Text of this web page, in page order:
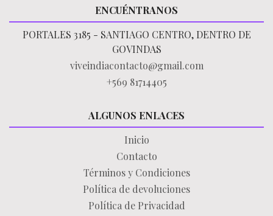
ENCUÉNTRANOS
PORTALES 3185 - SANTIAGO CENTRO, DENTRO DE
GOVINDAS
viveindiacontacto@gmail.com
+569 81714405
ALGUNOS ENLACES
Inicio
Contacto
Términos y Condiciones
Política de devoluciones
Política de Privacidad